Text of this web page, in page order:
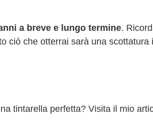
a breve e lungo termine.
ciò che otterrai sarà una scottatura
tintarella perfetta? Visita il mio